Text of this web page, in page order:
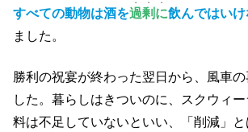
すべての動物は酒を過剰に
・・・
飲んではいけ
ました。
勝利の祝宴が終わった翌日から、風車
した。暮らしはきついのに、スクウィ
料は不足していないといい、「削減」